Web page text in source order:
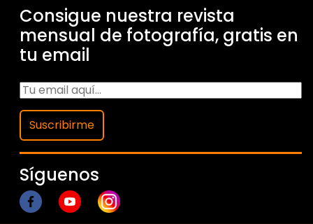
Consigue nuestra revista
mensual de fotografía, gratis en
tu email
Suscribirme
Síguenos